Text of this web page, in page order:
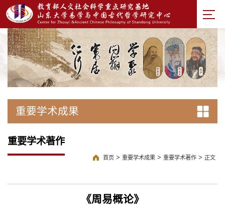
重要学术成果
重要学术著作
首页 > 重要学术成果 > 重要学术著作 > 正文
《周易概论》